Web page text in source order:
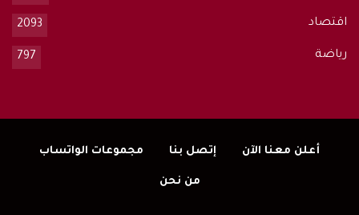
اقتصاد 2093
رياضة 797
أعلن معنا الآن إتصل بنا مجموعات الواتساب
من نحن